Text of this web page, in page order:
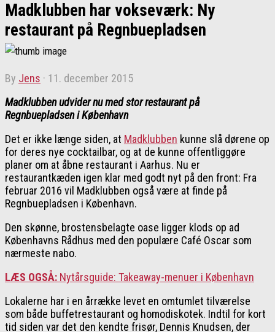
Madklubben har vokseværk: Ny
restaurant på Regnbuepladsen
by Jens · 11. december 2015
Madklubben udvider nu med stor restaurant på
Regnbuepladsen i København
Det er ikke længe siden, at Madklubben kunne slå dørene op
for deres nye cocktailbar, og at de kunne offentliggøre
planer om at åbne restaurant i Aarhus. Nu er
restaurantkæden igen klar med godt nyt på den front: Fra
februar 2016 vil Madklubben også være at finde på
Regnbuepladsen i København.
Den skønne, brostensbelagte oase ligger klods op ad
Københavns Rådhus med den populære Café Oscar som
nærmeste nabo.
LÆS OGSÅ: Nytårsguide: Takeaway-menuer i København
Lokalerne har i en årrække levet en omtumlet tilværelse
som både buffetrestaurant og homodiskotek. Indtil for kort
tid siden var det den kendte frisør, Dennis Knudsen, der